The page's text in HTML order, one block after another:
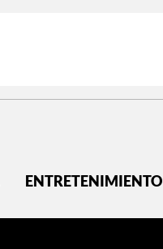
ENTRETENIMIENTO